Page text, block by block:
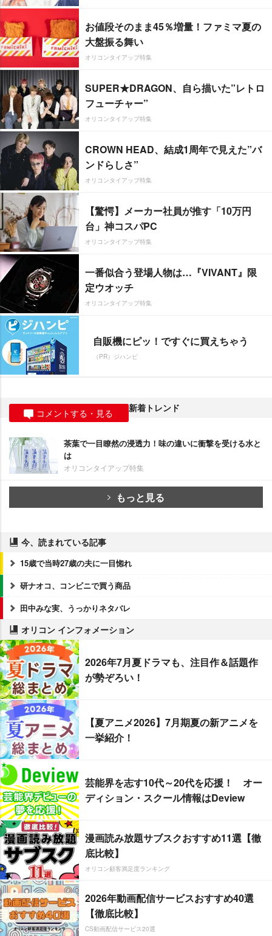
お値段そのまま45％増量！ファミマ夏の
大盤振る舞い
オリコンタイアップ特集
SUPER★DRAGON、自ら描いた”レトロ
フューチャー”
オリコンタイアップ特集
CROWN HEAD、結成1周年で見えた”バ
ンドらしさ”
オリコンタイアップ特集
【驚愕】メーカー社員が推す「10万円
台」神コスパPC
オリコンタイアップ特集
一番似合う登場人物は…『VIVANT』限
定ウオッチ
オリコンタイアップ特集
自販機にピッ！ですぐに買えちゃう
（PR）ジハンピ
コメントする・見る 新着トレンド
茶葉で一目瞭然の浸透力！味の違いに衝撃を受ける水と
は
オリコンタイアップ特集
もっと見る
今、読まれている記事
15歳で当時27歳の夫に一目惚れ
研ナオコ、コンビニで買う商品
田中みな実、うっかりネタバレ
オリコン インフォメーション
2026年7月夏ドラマも、注目作＆話題作
が勢ぞろい！
【夏アニメ2026】7月期夏の新アニメを
一挙紹介！
芸能界を志す10代～20代を応援！ オー
ディション・スクール情報はDeview
漫画読み放題サブスクおすすめ11選【徹
底比較】
オリコン顧客満足度ランキング
2026年動画配信サービスおすすめ40選
【徹底比較】
CS動画配信サービス20選